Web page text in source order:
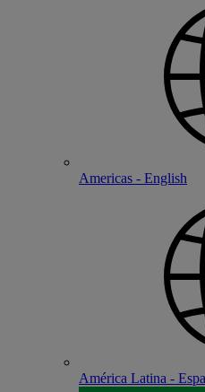
Americas - English
América Latina -